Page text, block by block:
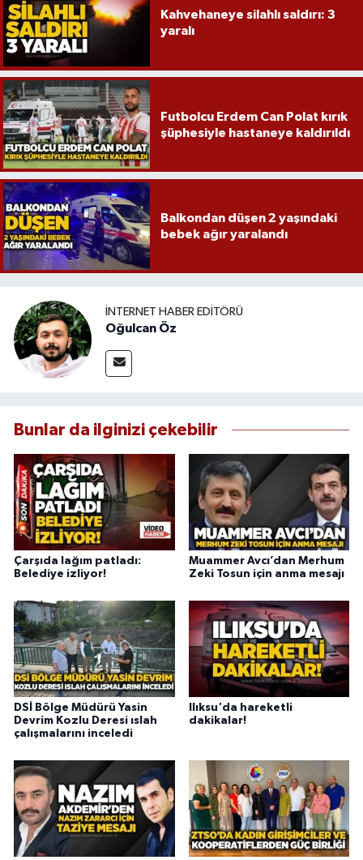
Kahvehaneye silahlı saldırı: 3
yaralı
Futbolcu Erdem Can Polat kırık
şüphesiyle hastaneye kaldırıldı
Balkondan düşen 2 yaşındaki
bebek ağır yaralandı
İNTERNET HABER EDITÖRÜ
Oğulcan Öz
Bunlar da ilginizi çekebilir
Çarşıda lağım patladı:
Belediye izliyor!
Muammer Avcı’dan Merhum
Zeki Tosun için anma mesajı
DSİ Bölge Müdürü Yasin
Devrim Kozlu Deresi ıslah
çalışmalarını inceledi
Ilıksu'da hareketli
dakikalar!
Ulusal
Yaşam